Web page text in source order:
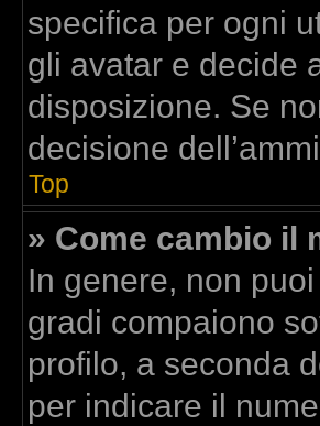
specifica per ogni
gli avatar e decide
disposizione. Se
decisione
Top
» Come cambio il
In genere, non
gradi compaiono
profilo, a seconda
per indicare il